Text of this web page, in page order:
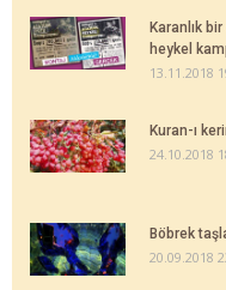
Karanlık
heykel
13.11.2018
Kuran-ı
24.10.2018
Böbrek
20.09.2018